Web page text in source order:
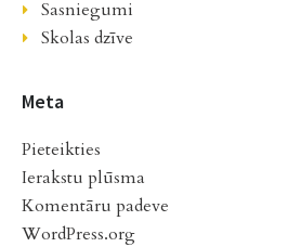
Sasniegumi
Skolas dzīve
Meta
Pieteikties
Ierakstu plūsma
Komentāru padeve
WordPress.org